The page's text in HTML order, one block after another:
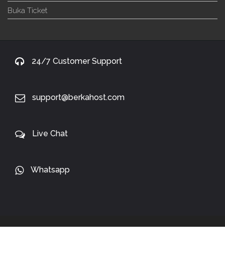
Buka Ticket
24/7 Customer Support
support@berkahost.com
Live Chat
Whatsapp